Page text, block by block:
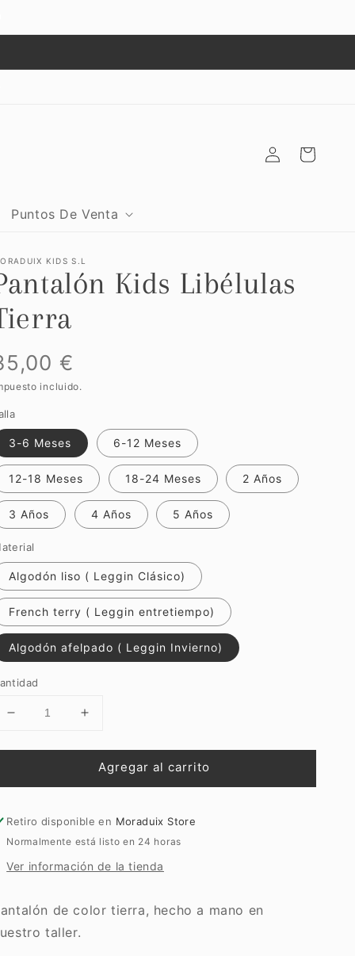
Puntos De Venta
Iniciar
sesión
Carrito
KIDS S.L
Kids Libélulas
€
incluido.
3-6 Meses 6-12 Meses
12-18 Meses 18-24 Meses 2 Años
3 Años 4 Años 5 Años
Algodón liso ( Leggin Clásico)
French terry ( Leggin entretiempo)
Algodón afelpado ( Leggin Invierno)
Reducir
para
Kids
Tierra
Aumentar
para
Pantalón
Kids
Tierra
Agregar al carrito
Retiro disponible en Moraduix Store
Normalmente está listo en 24 horas
Ver información de la tienda
de color tierra, hecho a mano en
taller.